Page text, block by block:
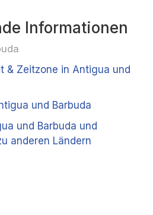
Informationen
& Zeitzone in Antigua und
und Barbuda
und Barbuda und
anderen Ländern